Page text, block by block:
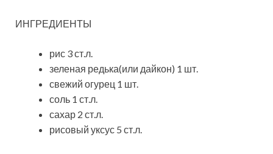
ИНГРЕДИЕНТЫ
рис 3 ст.л.
зеленая редька(или дайкон) 1 шт.
свежий огурец 1 шт.
соль 1 ст.л.
сахар 2 ст.л.
рисовый уксус 5 ст.л.